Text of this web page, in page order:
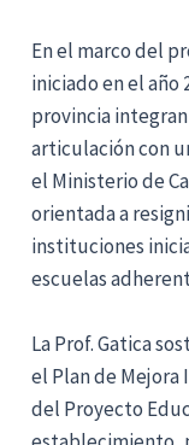
En el marco del
iniciado en el
provincia
articulación con
el Ministerio de
orientada a
instituciones
escuelas
La Prof. Gatica
el Plan de
del Proyecto